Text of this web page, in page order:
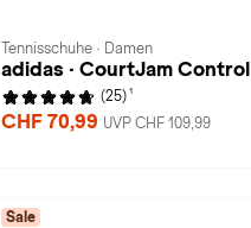
Tennisschuhe · Damen
adidas · CourtJam Control
(25) 1
CHF 70,99 UVP CHF 109,99
Sale